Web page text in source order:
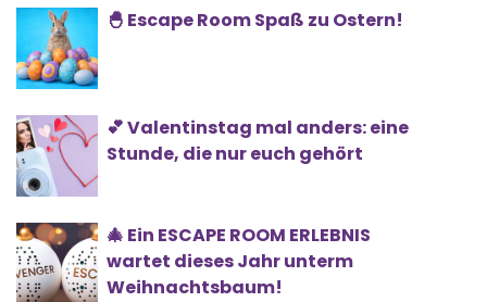
🐣 Escape Room Spaß zu Ostern!
💕 Valentinstag mal anders: eine
Stunde, die nur euch gehört
🎄 Ein ESCAPE ROOM ERLEBNIS
wartet dieses Jahr unterm
Weihnachtsbaum!